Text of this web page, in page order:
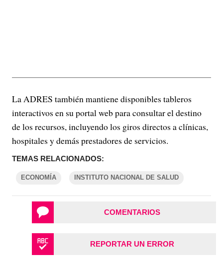
La ADRES también mantiene disponibles tableros
interactivos en su portal web para consultar el destino
de los recursos, incluyendo los giros directos a clínicas,
hospitales y demás prestadores de servicios.
TEMAS RELACIONADOS:
ECONOMÍA INSTITUTO NACIONAL DE SALUD
COMENTARIOS
REPORTAR UN ERROR